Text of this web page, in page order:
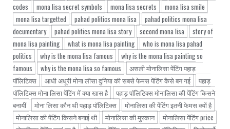
codes
mona lisa secret symbols mona lisa secrets
mona lisa smile
mona lisa targetted
pahad politics mona lisa
pahad politics mona lisa
documentary
pahad politics mona lisa story second mona lisa
story of
mona lisa painting
what is mona lisa painting
who is mona lisa pahad
politics
why is the mona lisa famous
why is the mona lisa painting so
famous
why is the mona lisa so famous
असली मोनालिसा पेंटिंग पहाड़
पॉलिटिक्स
आधी अधूरी मोना लीसा दुनिया की सबसे फेमस पेंटिंग कैसे बन गई
पहाड़
पॉलिटिक्स मोना लिसा पेंटिंग में क्या खास है
पहाड़ पॉलिटिक्स मोनालिसा की पेंटिंग किसने
बनायीं
मोना लिसा कौन थी पहाड़ पॉलिटिक्स
मोनालिसा की पेंटिंग इतनी फेमस क्यों है
मोनालिसा की पेंटिंग किसने बनाई थी
मोनालिसा की मुस्कान
मोनालिसा पेंटिंग price